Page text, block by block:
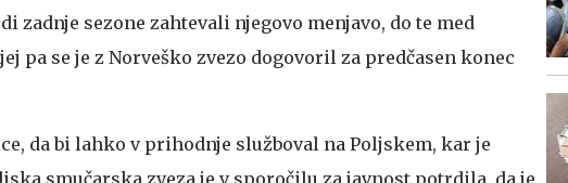
zadnje sezone zahtevali njegovo menjavo, do te med
pa se je z Norveško zvezo dogovoril za predčasen konec
da bi lahko v prihodnje služboval na Poljskem, kar je
smučarska zveza je v sporočilu za javnost potrdila, da je